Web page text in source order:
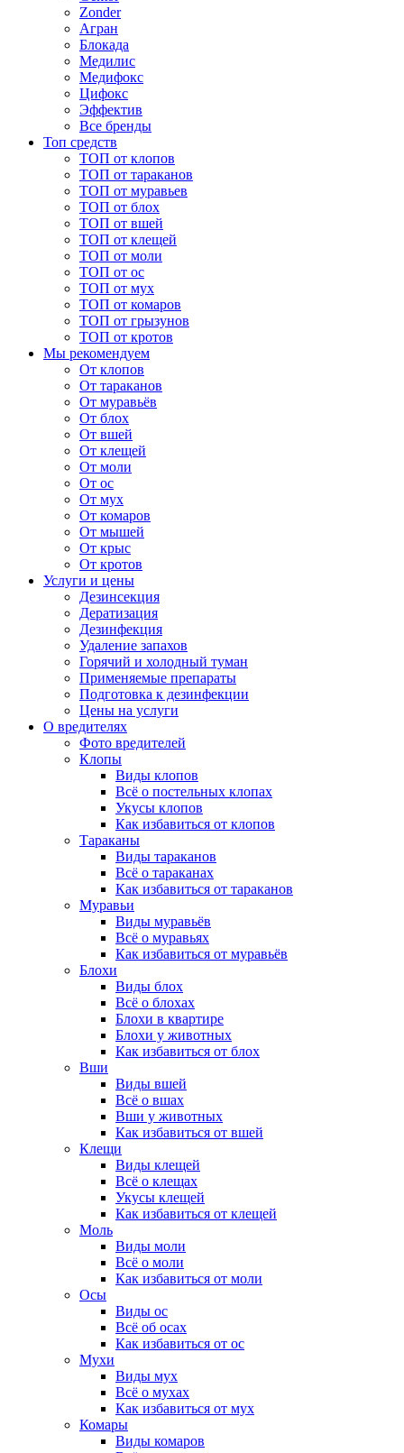
Zonder
Агран
Блокада
Медилис
Медифокс
Цифокс
Эффектив
Все бренды
Топ средств
ТОП от клопов
ТОП от тараканов
ТОП от муравьев
ТОП от блох
ТОП от вшей
ТОП от клещей
ТОП от моли
ТОП от ос
ТОП от мух
ТОП от комаров
ТОП от грызунов
ТОП от кротов
Мы рекомендуем
От клопов
От тараканов
От муравьёв
От блох
От вшей
От клещей
От моли
От ос
От мух
От комаров
От мышей
От крыс
От кротов
Услуги и цены
Дезинсекция
Дератизация
Дезинфекция
Удаление запахов
Горячий и холодный туман
Применяемые препараты
Подготовка к дезинфекции
Цены на услуги
О вредителях
Фото вредителей
Клопы
Виды клопов
Всё о постельных клопах
Укусы клопов
Как избавиться от клопов
Тараканы
Виды тараканов
Всё о тараканах
Как избавиться от тараканов
Муравьи
Виды муравьёв
Всё о муравьях
Как избавиться от муравьёв
Блохи
Виды блох
Всё о блохах
Блохи в квартире
Блохи у животных
Как избавиться от блох
Вши
Виды вшей
Всё о вшах
Вши у животных
Как избавиться от вшей
Клещи
Виды клещей
Всё о клещах
Укусы клещей
Как избавиться от клещей
Моль
Виды моли
Всё о моли
Как избавиться от моли
Осы
Виды ос
Всё об осах
Как избавиться от ос
Мухи
Виды мух
Всё о мухах
Как избавиться от мух
Комары
Виды комаров